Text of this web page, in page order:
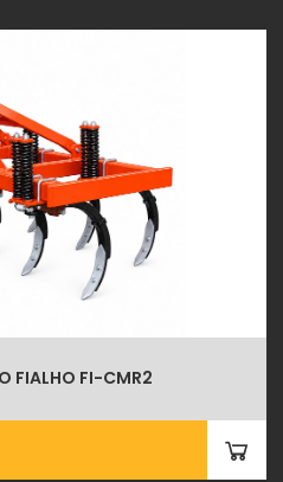
FIALHO FI-CMR2